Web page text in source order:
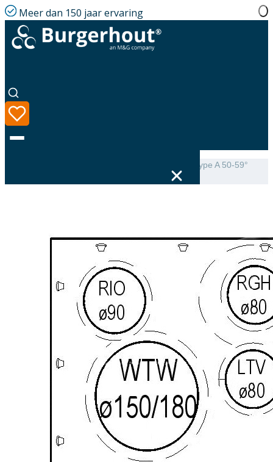
Meer dan 150 jaar ervaring
Downloads
Over ons
Mini-Delta Dakbeschotplaat type A 50-59°